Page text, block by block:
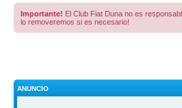
Importante! El Club Fiat Duna no es
lo removeremos si es necesario!
ANUNCIO